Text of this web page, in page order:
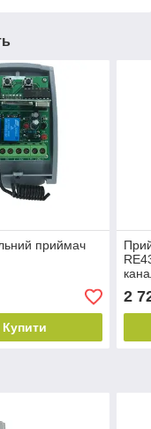
приймач
Купити
2